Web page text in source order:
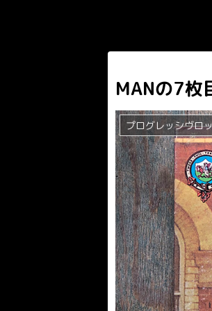
MANの7枚
プログレッシヴロ